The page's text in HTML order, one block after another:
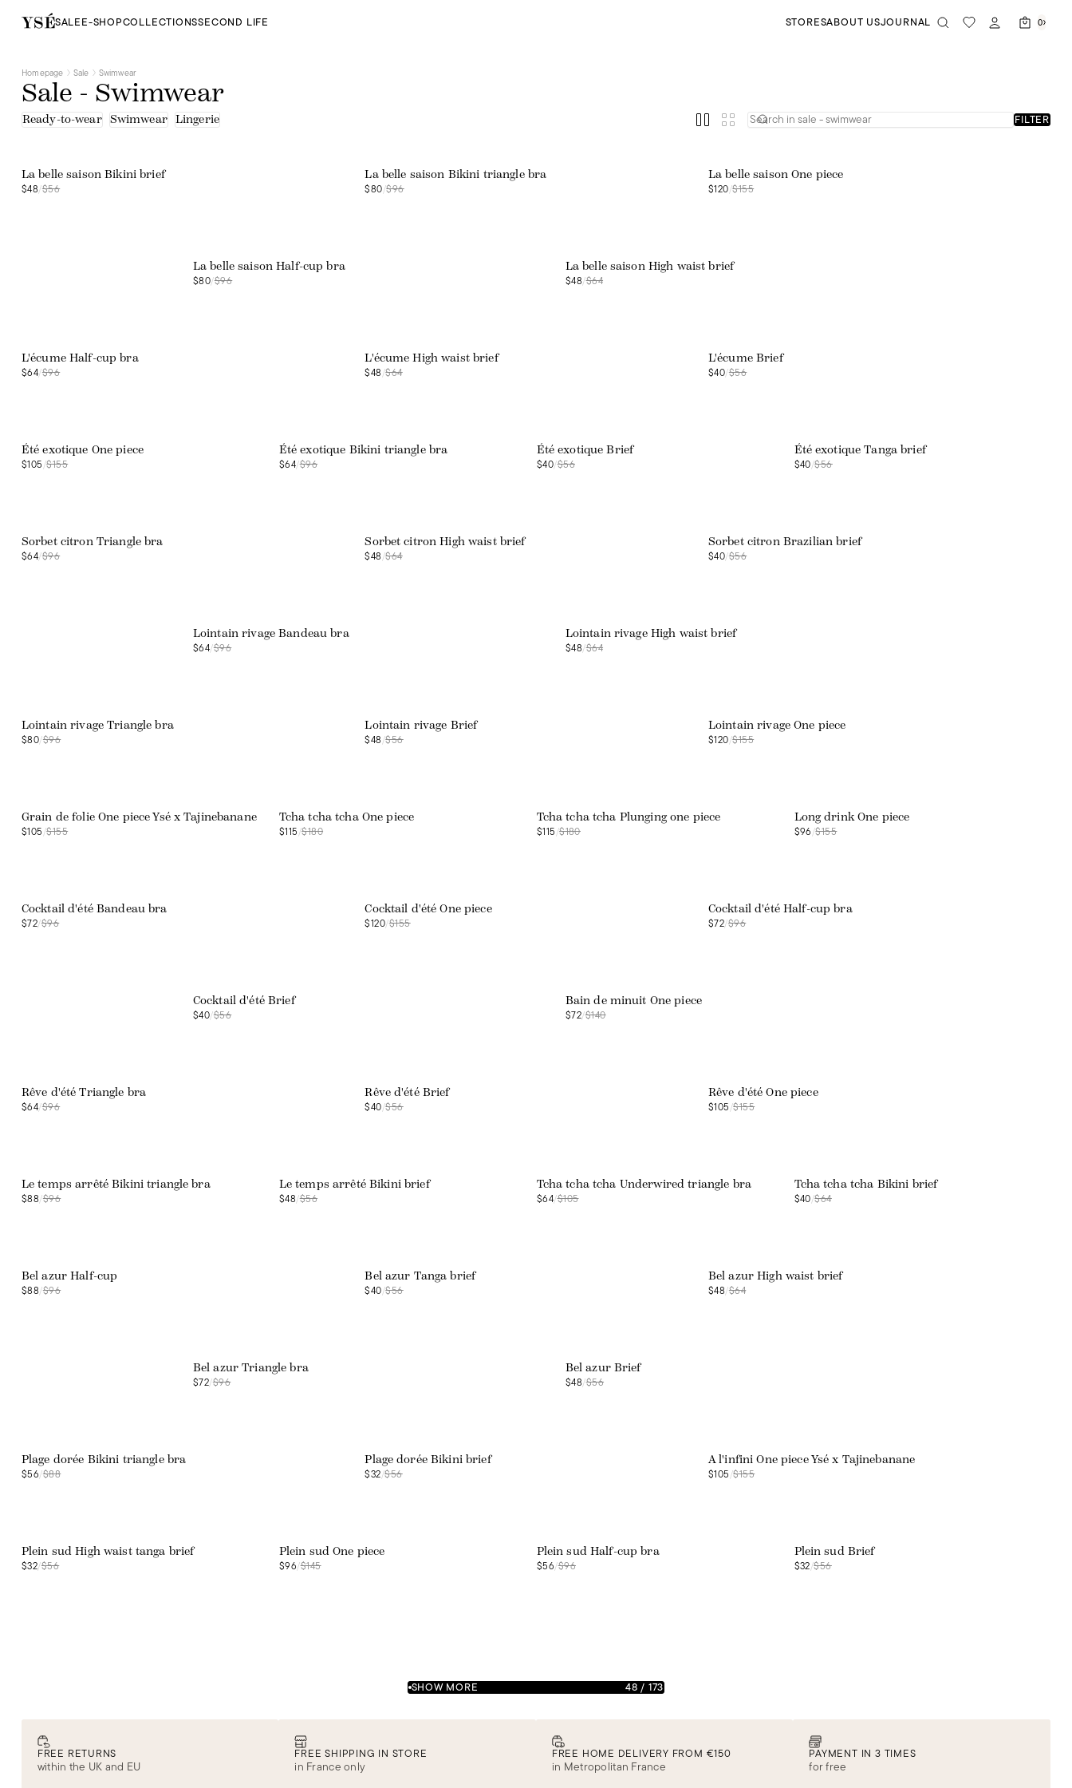
SALEE-SHOPCOLLECTIONSSECOND LIFE STORESABOUT USJOURNAL 0
Homepage Sale Swimwear
Sale - Swimwear
Ready-to-wear Swimwear Lingerie FILTER
La belle saison Bikini brief
$48/$56
La belle saison Bikini triangle bra
$80/$96
La belle saison One piece
$120/$155
La belle saison Half-cup bra
$80/$96
La belle saison High waist brief
$48/$64
L'écume Half-cup bra
$64/$96
L'écume High waist brief
$48/$64
L'écume Brief
$40/$56
Été exotique One piece
$105/$155
Été exotique Bikini triangle bra
$64/$96
Été exotique Brief
$40/$56
Été exotique Tanga brief
$40/$56
Sorbet citron Triangle bra
$64/$96
Sorbet citron High waist brief
$48/$64
Sorbet citron Brazilian brief
$40/$56
Lointain rivage Bandeau bra
$64/$96
Lointain rivage High waist brief
$48/$64
Lointain rivage Triangle bra
$80/$96
Lointain rivage Brief
$48/$56
Lointain rivage One piece
$120/$155
Grain de folie One piece Ysé x Tajinebanane
$105/$155
Tcha tcha tcha One piece
$115/$180
Tcha tcha tcha Plunging one piece
$115/$180
Long drink One piece
$96/$155
Cocktail d'été Bandeau bra
$72/$96
Cocktail d'été One piece
$120/$155
Cocktail d'été Half-cup bra
$72/$96
Cocktail d'été Brief
$40/$56
Bain de minuit One piece
$72/$140
Rêve d'été Triangle bra
$64/$96
Rêve d'été Brief
$40/$56
Rêve d'été One piece
$105/$155
Le temps arrêté Bikini triangle bra
$88/$96
Le temps arrêté Bikini brief
$48/$56
Tcha tcha tcha Underwired triangle bra
$64/$105
Tcha tcha tcha Bikini brief
$40/$64
Bel azur Half-cup
$88/$96
Bel azur Tanga brief
$40/$56
Bel azur High waist brief
$48/$64
Bel azur Triangle bra
$72/$96
Bel azur Brief
$48/$56
Plage dorée Bikini triangle bra
$56/$88
Plage dorée Bikini brief
$32/$56
A l'infini One piece Ysé x Tajinebanane
$105/$155
Plein sud High waist tanga brief
$32/$56
Plein sud One piece
$96/$145
Plein sud Half-cup bra
$56/$96
Plein sud Brief
$32/$56
SHOW MORE 48/ 173
FREE RETURNS
within the UK and EU
FREE SHIPPING IN STORE
in France only
FREE HOME DELIVERY FROM €150
in Metropolitan France
PAYMENT IN 3 TIMES
for free